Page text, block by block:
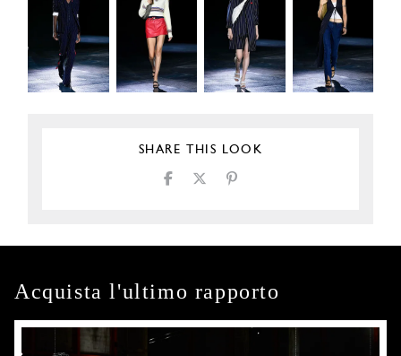
SHARE THIS LOOK
Acquista l'ultimo rapporto